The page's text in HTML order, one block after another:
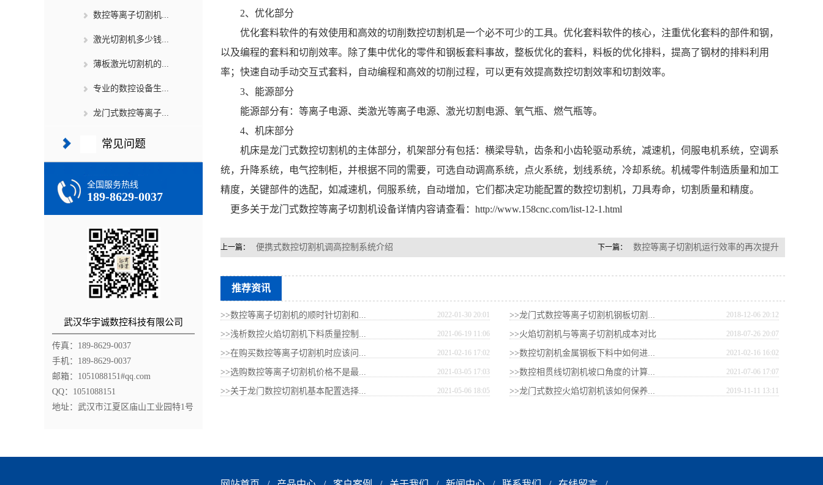
数控等离子切割机...
激光切割机多少钱...
薄板激光切割机的...
专业的数控设备生...
龙门式数控等离子...
常见问题
全国服务热线
189-8629-0037
武汉华宇诚数控科技有限公司
传真：189-8629-0037
手机：189-8629-0037
邮箱：1051088151#qq.com
QQ：1051088151
地址：武汉市江夏区庙山工业园特1号
2、优化部分
优化套料软件的有效使用和高效的切削数控切割机是一个必不可少的工具。优化套料软件的核心，注重优化套料的部件和钢，
以及编程的套料和切削效率。除了集中优化的零件和钢板套料事故，整板优化的套料，料板的优化排料，提高了钢材的排料利用
率；快速自动手动交互式套料，自动编程和高效的切削过程，可以更有效提高数控切割效率和切割效率。
3、能源部分
能源部分有：等离子电源、类激光等离子电源、激光切割电源、氧气瓶、燃气瓶等。
4、机床部分
机床是龙门式数控切割机的主体部分，机架部分有包括：横梁导轨，齿条和小齿轮驱动系统，减速机，伺服电机系统，空调系
统，升降系统，电气控制柜，并根据不同的需要，可选自动调高系统，点火系统，划线系统，冷却系统。机械零件制造质量和加工
精度，关键部件的选配，如减速机，伺服系统，自动增加，它们都决定功能配置的数控切割机，刀具寿命，切割质量和精度。
更多关于龙门式数控等离子切割机设备详情内容请查看： http://www.158cnc.com/list-12-1.html
上一篇： 便携式数控切割机调高控制系统介绍 下一篇： 数控等离子切割机运行效率的再次提升
推荐资讯
>>数控等离子切割机的顺时针切割和... 2022-01-30 20:01
>>浅析数控火焰切割机下料质量控制... 2021-06-19 11:06
>>在购买数控等离子切割机时应该问... 2021-02-16 17:02
>>选购数控等离子切割机价格不是最... 2021-03-05 17:03
>>关于龙门数控切割机基本配置选择... 2021-05-06 18:05
>>龙门式数控等离子切割机钢板切割... 2018-12-06 20:12
>>火焰切割机与等离子切割机成本对比 2018-07-26 20:07
>>数控切割机金属钢板下料中如何进... 2021-02-16 16:02
>>数控相贯线切割机坡口角度的计算... 2021-07-06 17:07
>>龙门式数控火焰切割机该如何保养... 2019-11-11 13:11